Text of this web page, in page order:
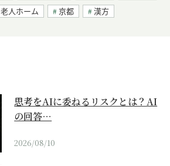
老人ホーム 京都 漢方
思考をAIに委ねるリスクとは？AI
の回答…
2026/08/10